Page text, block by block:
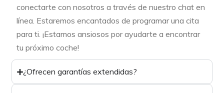
conectarte con nosotros a través de nuestro chat en
línea. Estaremos encantados de programar una cita
para ti. ¡Estamos ansiosos por ayudarte a encontrar
tu próximo coche!
¿Ofrecen garantías extendidas?